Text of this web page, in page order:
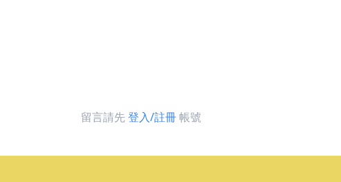
留言請先登入/註冊帳號